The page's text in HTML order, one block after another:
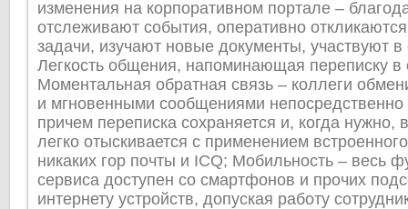
изменения на корпоративном портале –
отслеживают события, оперативно
задачи, изучают новые документы, участвуют
Легкость общения, напоминающая переписку в
Моментальная обратная связь – коллеги
и мгновенными сообщениями непосредственно
причем переписка сохраняется и, когда
легко отыскивается с применением
никаких гор почты и ICQ; Мобильность – весь
сервиса доступен со смартфонов и прочих
интернету устройств, допуская работу